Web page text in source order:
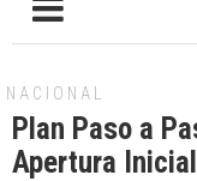
NACIONAL
Plan Paso a
Apertura